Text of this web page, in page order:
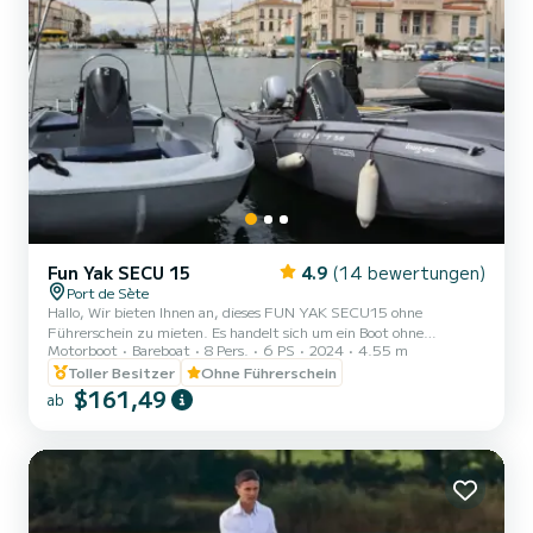
Fun Yak SECU 15 4.9 (14 bewertungen)
Port de Sète
Hallo, Wir bieten Ihnen an, dieses FUN YAK SECU15 ohne
Führerschein zu mieten. Es handelt sich um ein Boot ohne
Führerschein mit einem 6 PS Benzinmotor. Es ist für maximal 8
Personen zugelassen. Es eignet sich ideal, um eine angenehme Zeit
mit der Familie oder Freunden zu verbringen. Zögern Sie nicht,
mich über das Nachrichtensystem SAMBOAT zu kontaktieren, um
Einen schönen Tag und bis bald auf unserem Bootssteg! Geben S...
Motorboot Bareboat 8 Pers. 6 PS 2024
4.55 m
Toller Besitzer
Ohne Führerschein
ab $161,49